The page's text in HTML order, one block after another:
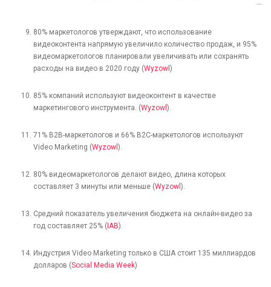
80% маркетологов утверждают, что использование
видеоконтента напрямую увеличило количество продаж, и 95%
видеомаркетологов планировали увеличивать или сохранять
расходы на видео в 2020 году (Wyzowl )
85% компаний используют видеоконтент в качестве
маркетингового инструмента. (Wyzowl ).
71% B2B-маркетологов и 66% B2C-маркетологов используют
Video Marketing (Wyzowl ).
80% видеомаркетологов делают видео, длина которых
составляет 3 минуты или меньше (Wyzowl ).
Средний показатель увеличения бюджета на онлайн-видео за
год составляет 25% (IAB).
Индустрия Video Marketing только в США стоит 135 миллиардов
долларов (Social Media Week)